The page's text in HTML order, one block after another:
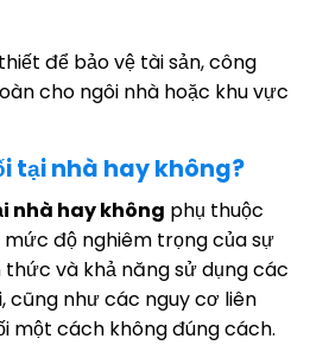
để bảo vệ tài sản, công
cho ngôi nhà hoặc khu vực
tại nhà hay không?
nhà hay không phụ thuộc
độ nghiêm trọng của sự
thức và khả năng sử dụng các
cũng như các nguy cơ liên
một cách không đúng cách.